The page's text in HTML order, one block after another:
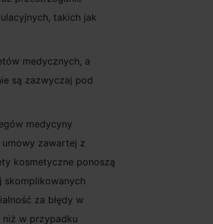
takich jak
medycznych, a
są zazwyczaj pod
medycyny
zawartej z
kosmetyczne ponoszą
skomplikowanych
za błędy w
niż w przypadku